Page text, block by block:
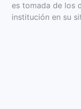
es tomada de los
institución en su